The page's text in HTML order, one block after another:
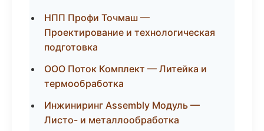
НПП Профи Точмаш —
Проектирование и технологическая
подготовка
ООО Поток Комплект — Литейка и
термообработка
Инжиниринг Assembly Модуль —
Листо- и металлообработка